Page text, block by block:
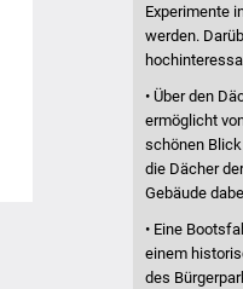
Experimente
werden.
• Über den
ermöglicht
schönen
die Dächer
Gebäude
• Eine
einem
des